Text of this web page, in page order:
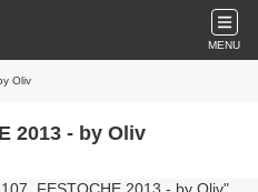
MENU
Oliv
2013 - by Oliv